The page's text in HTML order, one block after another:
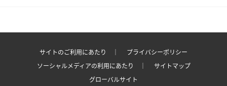
サイトのご利用にあたり ｜
プライバシーポリシー
ソーシャルメディアの利用にあたり ｜
サイトマップ
グローバルサイト